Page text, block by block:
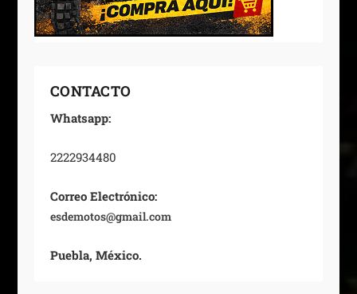
CONTACTO
Whatsapp:
2222934480
Correo Electrónico:
esdemotos@gmail.com
Puebla, México.